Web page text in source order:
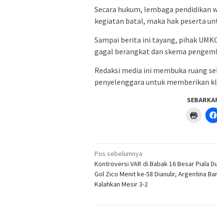
Secara hukum, lembaga
kegiatan batal, maka hak peserta
Sampai berita ini tayang, pihak
gagal berangkat dan skema
Redaksi media ini membuka ruang
penyelenggara untuk memberikan
Klik
untuk
Navigasi
pos
Pos sebelumnya
Kontroversi VAR di Babak 16 Besar Piala
Gol Zico Menit ke-58 Dianulir, Argentina
Kalahkan Mesir 3-2